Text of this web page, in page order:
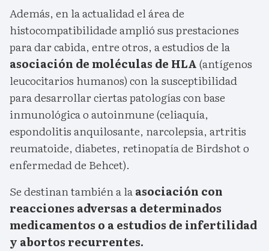
Además, en la actualidad el área de
histocompatibilidade amplió sus prestaciones
para dar cabida, entre otros, a estudios de la
asociación de moléculas de HLA(antígenos
leucocitarios humanos) con la susceptibilidad
para desarrollar ciertas patologías con base
inmunológica o autoinmune (celiaquía,
espondolitis anquilosante, narcolepsia, artritis
reumatoide, diabetes, retinopatía de Birdshot o
enfermedad de Behcet).
Se destinan también a laasociación con
reacciones adversas a determinados
medicamentos o a estudios de infertilidad
y abortos recurrentes.